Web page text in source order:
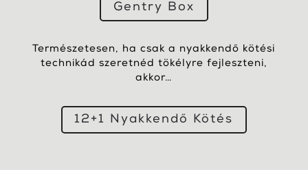
Gentry Box
Természetesen, ha csak a nyakkendő kötési
technikád szeretnéd tökélyre fejleszteni,
akkor…
12+1 Nyakkendő Kötés